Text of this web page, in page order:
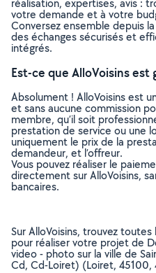
réalisation, expertises, avis :
votre demande et à votre
Conversez ensemble depuis
des échanges sécurisés et
intégrés.
Est-ce que AlloVoisins est
Absolument ! AlloVoisins est
et sans aucune commission
membre, qu’il soit
prestation de service ou une
uniquement le prix de la
demandeur, et l’offreur.
Vous pouvez réaliser le
directement sur AlloVoisins,
bancaires.
Sur AlloVoisins, trouvez
pour réaliser votre projet de
video - photo sur la ville de
Cd, Cd-Loiret) (Loiret, 45100,